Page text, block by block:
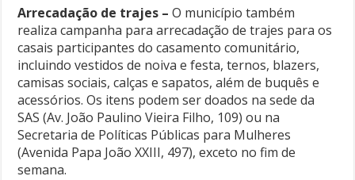
Arrecadação de trajes – O município também
realiza campanha para arrecadação de trajes para os
casais participantes do casamento comunitário,
incluindo vestidos de noiva e festa, ternos, blazers,
camisas sociais, calças e sapatos, além de buquês e
acessórios. Os itens podem ser doados na sede da
SAS (Av. João Paulino Vieira Filho, 109) ou na
Secretaria de Políticas Públicas para Mulheres
(Avenida Papa João XXIII, 497), exceto no fim de
semana.